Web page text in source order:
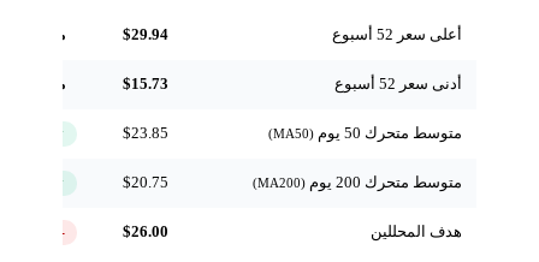
أعلى سعر 52 أسبوع $29.94 مرجعي
أدنى سعر 52 أسبوع $15.73 مرجعي
متوسط متحرك 50 يوم $23.85 ↑ فوق
متوسط متحرك 200 يوم $20.75 ↑ فوق
هدف المحللين $26.00